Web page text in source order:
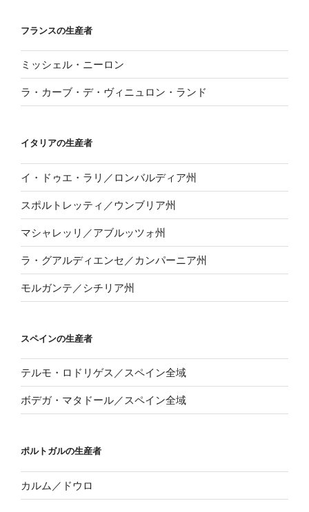
フランスの生産者
ミッシェル・ニーロン
ラ・カーブ・デ・ヴィニュロン・ランド
イタリアの生産者
イ・ドゥエ・ラリ／ロンバルディア州
スポルトレッティ／ウンブリア州
マシャレッリ／アブルッツォ州
ラ・グアルディエンセ／カンパーニア州
モルガンテ／シチリア州
スペインの生産者
テルモ・ロドリゲス／スペイン全域
ボデガ・マタドール／スペイン全域
ポルトガルの生産者
カルム／ドウロ